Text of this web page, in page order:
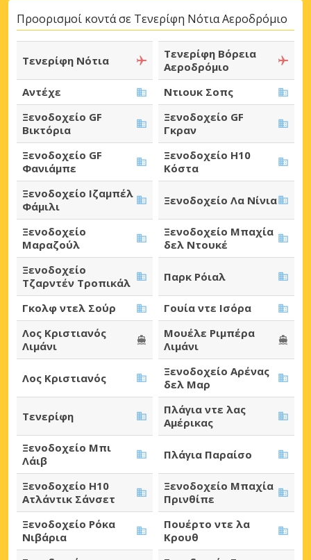
Προορισμοί κοντά σε Τενερίφη Νότια Αεροδρόμιο
Τενερίφη Νότια
Τενερίφη Βόρεια
Αεροδρόμιο
Αντέχε
Ντιουκ Σοπς
Ξενοδοχείο GF
Βικτόρια
Ξενοδοχείο GF
Γκραν
Ξενοδοχείο GF
Φανιάμπε
Ξενοδοχείο H10
Κόστα
Ξενοδοχείο Ιζαμπέλ
Φάμιλι
Ξενοδοχείο Λα Νίνια
Ξενοδοχείο
Μαραζούλ
Ξενοδοχείο Μπαχία
δελ Ντουκέ
Ξενοδοχείο
Τζαρντέν Τροπικάλ
Παρκ Ρόιαλ
Γκολφ ντελ Σούρ
Γουία ντε Ισόρα
Λος Κριστιανός
Λιμάνι
Μουέλε Ριμπέρα
Λιμάνι
Λος Κριστιανός
Ξενοδοχείο Αρένας
δελ Μαρ
Τενερίφη
Πλάγια ντε λας
Αμέρικας
Ξενοδοχείο Μπι
Λάιβ
Πλάγια Παραίσο
Ξενοδοχείο H10
Ατλάντικ Σάνσετ
Ξενοδοχείο Μπαχία
Πρινθίπε
Ξενοδοχείο Ρόκα
Νιβάρια
Πουέρτο ντε λα
Κρουθ